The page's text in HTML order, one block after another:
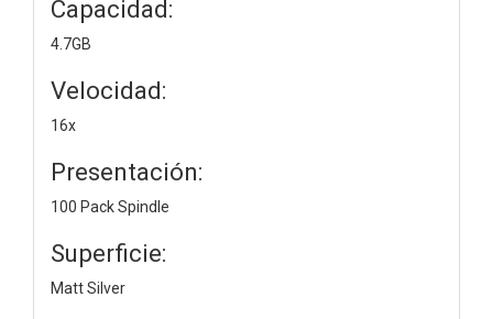
Capacidad:
4.7GB
Velocidad:
16x
Presentación:
100 Pack Spindle
Superficie:
Matt Silver